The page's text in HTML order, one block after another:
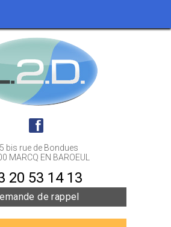
bis rue de Bondues
MARCQ EN BAROEUL
20 53 14 13
de rappel